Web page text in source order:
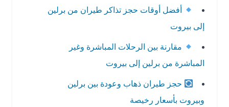
أفضل أوقات حجز تذاكر طيران من برلين
إلى بيروت
مقارنة بين الرحلات المباشرة وغير
المباشرة من برلين إلى بيروت
حجز طيران ذهاب وعودة بين برلين
وبيروت بأسعار رخيصة